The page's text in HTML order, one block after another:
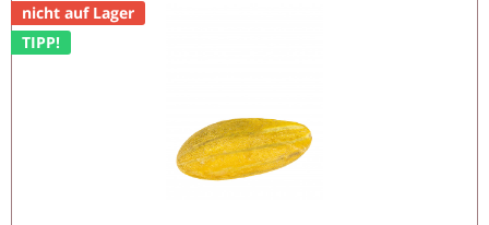
nicht auf Lager
TIPP!